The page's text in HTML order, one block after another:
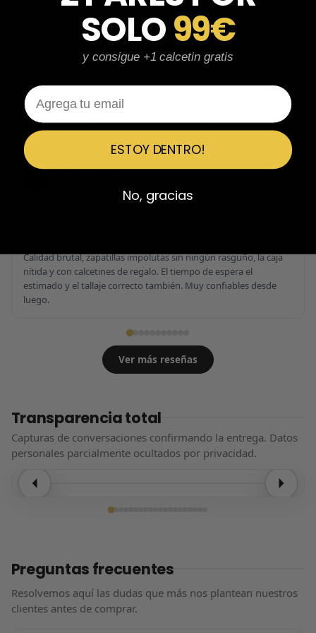
★ ★
Perfectos y súper serios y atentos
Perfectos y súper serios y atentos. He comprado 5 pares y el
último que acaba de llegar, unas Uptempo de tallaje especial
recomendables.
Emiliano Vega
Calidad brutal, zapatillas impolutas sin ningún rasguño, la caja
nítida y con calcetines de regalo. El tiempo de espera el
estimado y el tallaje correcto también. Muy confiables desde
luego.
Ver más reseñas
Transparencia total
Capturas de conversaciones confirmando la entrega. Datos
personales parcialmente ocultados por privacidad.
Preguntas frecuentes
Resolvemos aquí las dudas que más nos plantean nuestros
clientes antes de comprar.
SOLO99€
y consigue +1 calcetin gratis
Email
ESTOY DENTRO!
No, gracias